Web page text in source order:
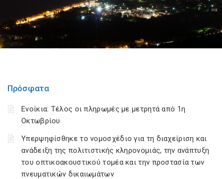
Πρόσφατα
Ενοίκια: Τέλος οι πληρωμές με μετρητά από 1η
Οκτωβρίου
Υπερψηφίσθηκε το νομοσχέδιο για τη διαχείριση και
ανάδειξη της πολιτιστικής κληρονομιάς, την ανάπτυξη
του οπτικοακουστικού τομέα και την προστασία των
πνευματικών δικαιωμάτων